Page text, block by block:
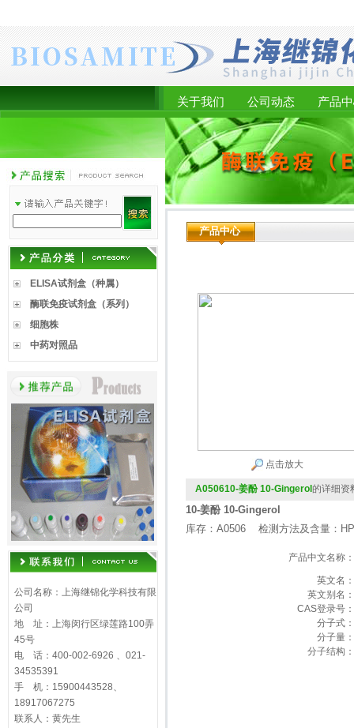
关于我们 公司动态 产品
ELISA试剂盒（种属）
酶联免疫试剂盒（系列）
细胞株
中药对照品
公司名称：上海继锦化学科技有限
公司
地 址：上海闵行区绿莲路100弄
45号
电 话：400-002-6926 、021-
34535391
手 机：15900443528、
18917067275
联系人：黄先生
产品中心
点击放大
A050610-姜酚 10-Gingerol 的详细资
10-姜酚 10-Gingerol
库存：A0506 检测方法及含量：
产品中文名称：
英文名：
英文别名：
CAS登录号：
分子式：
分子量：
分子结构：